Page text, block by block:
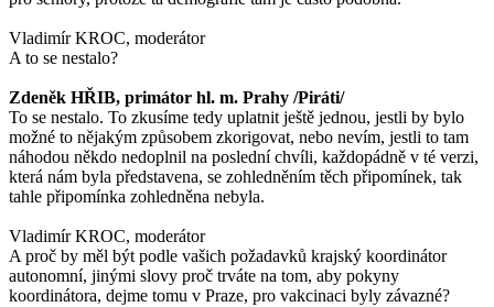
Vladimír KROC, moderátor
A to se nestalo?
Zdeněk HŘIB, primátor hl. m. Prahy /Piráti/
To se nestalo. To zkusíme tedy uplatnit ještě jednou, jestli by bylo
možné to nějakým způsobem zkorigovat, nebo nevím, jestli to tam
náhodou někdo nedoplnil na poslední chvíli, každopádně v té verzi,
která nám byla představena, se zohledněním těch připomínek, tak
tahle připomínka zohledněna nebyla.
Vladimír KROC, moderátor
A proč by měl být podle vašich požadavků krajský koordinátor
autonomní, jinými slovy proč trváte na tom, aby pokyny
koordinátora, dejme tomu v Praze, pro vakcinaci byly závazné?